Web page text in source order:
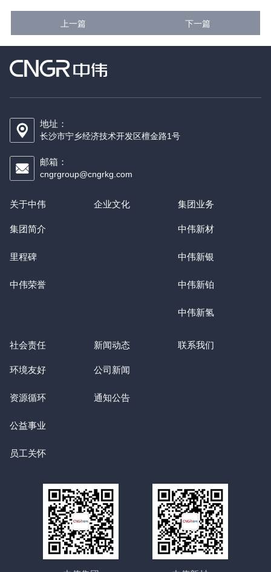
上一篇 下一篇
地址：
长沙市宁乡经济技术开发区檀金路1号
邮箱：
cngrgroup@cngrkg.com
关于中伟
集团简介
里程碑
中伟荣誉
企业文化
集团业务
中伟新材
中伟新银
中伟新铂
中伟新氢
社会责任
环境友好
资源循环
公益事业
员工关怀
新闻动态
公司新闻
通知公告
联系我们